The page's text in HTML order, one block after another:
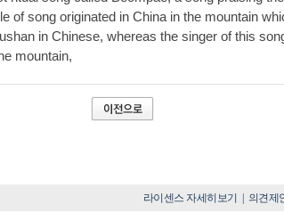
of song originated in China in the mountain
in Chinese, whereas the singer of this
mountain,
라이센스 자세히보기 의견제